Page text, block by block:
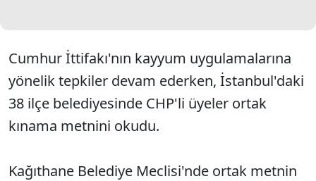
Cumhur İttifakı'nın kayyum uygulamalarına
yönelik tepkiler devam ederken, İstanbul'daki
38 ilçe belediyesinde CHP'li üyeler ortak
kınama metnini okudu.
Kağıthane Belediye Meclisi'nde ortak metnin